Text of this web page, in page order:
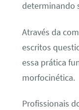
determinando
Através da
escritos
essa prática
morfocinética.
Profissionais